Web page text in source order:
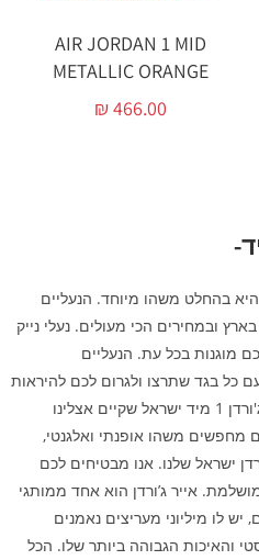
AIR JORDAN 1 MID
METALLIC ORANGE
₪466.00
היא בהחלט משהו מיוחד. הנעליים
ובמחירים הכי מעולים. נעלי נייק
שלכם מוגנות בכל עת. הנעליים
כל בגד שתרצו ולגרום לכם להיראות
יוצאי דופן. מגוון הנעליים של אייר ג'ורדן 1 מיד ישראל שקיים אצלינו
משהו אופנתי ואלגנטי,
ישראל שלנו. אנו מבטיחים לכם
אייר ג’ורדן הוא אחד ממותגי
יש לו מיליוני מעריצים נאמנים
והאיכות הגבוהה ביותר שלו. הכל